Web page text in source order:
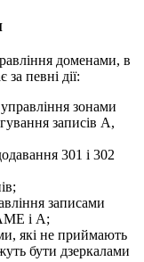
доменами, в
за певні дії:
зонами
записів A,
301 і 302
записами
і A;
які не приймають
бути дзеркалами